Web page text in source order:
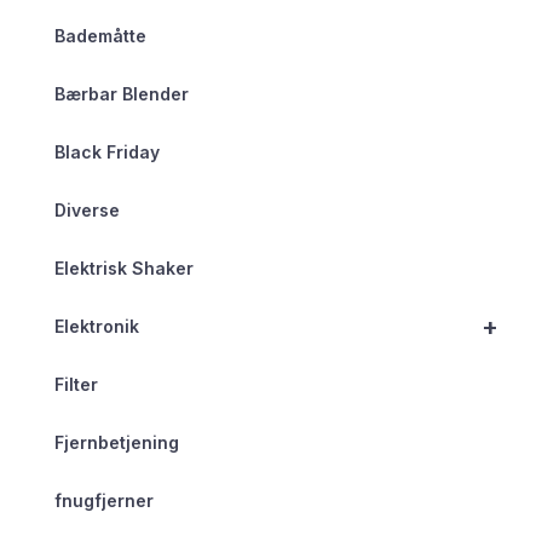
Bademåtte
Bærbar Blender
Black Friday
Diverse
Elektrisk Shaker
+
Elektronik
Filter
Fjernbetjening
fnugfjerner